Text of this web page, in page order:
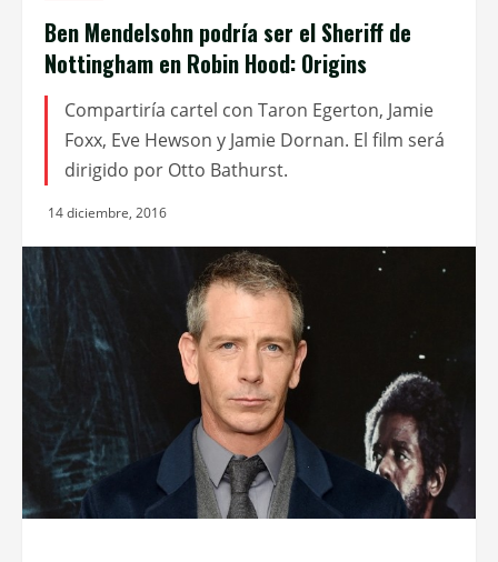
Ben Mendelsohn podría ser el Sheriff de
Nottingham en Robin Hood: Origins
Compartiría cartel con Taron Egerton, Jamie
Foxx, Eve Hewson y Jamie Dornan. El film será
dirigido por Otto Bathurst.
14 diciembre, 2016